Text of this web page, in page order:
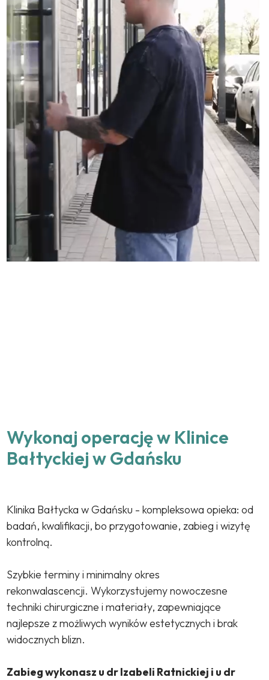
Wykonaj operację w Klinice
Bałtyckiej w Gdańsku
Klinika Bałtycka w Gdańsku - kompleksowa opieka: od
badań, kwalifikacji, bo przygotowanie, zabieg i wizytę
kontrolną.
Szybkie terminy i minimalny okres
rekonwalascencji. Wykorzystujemy nowoczesne
techniki chirurgiczne i materiały, zapewniające
najlepsze z możliwych wyników estetycznych i brak
widocznych blizn.
Zabieg wykonasz u dr Izabeli Ratnickiej i u dr